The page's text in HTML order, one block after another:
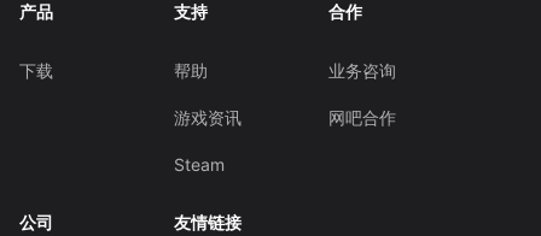
产品
下载
支持
帮助
游戏资讯
Steam
合作
业务咨询
网吧合作
公司 友情链接